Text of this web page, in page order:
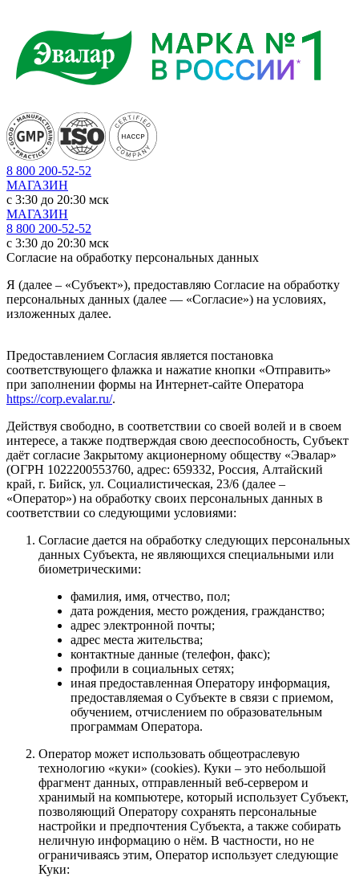
8 800 200-52-52
МАГАЗИН
c 3:30 до 20:30 мск
МАГАЗИН
8 800 200-52-52
c 3:30 до 20:30 мск
Согласие на обработку персональных данных
Я (далее – «Субъект»), предоставляю Согласие на обработку
персональных данных (далее — «Согласие») на условиях,
изложенных далее.
Предоставлением Согласия является постановка
соответствующего флажка и нажатие кнопки «Отправить»
при заполнении формы на Интернет-сайте Оператора
https://corp.evalar.ru/.
Действуя свободно, в соответствии со своей волей и в своем
интересе, а также подтверждая свою дееспособность, Субъект
даёт согласие Закрытому акционерному обществу «Эвалар»
(ОГРН 1022200553760, адрес: 659332, Россия, Алтайский
край, г. Бийск, ул. Социалистическая, 23/6 (далее –
«Оператор») на обработку своих персональных данных в
соответствии со следующими условиями:
Согласие дается на обработку следующих персональных
данных Субъекта, не являющихся специальными или
биометрическими:
фамилия, имя, отчество, пол;
дата рождения, место рождения, гражданство;
адрес электронной почты;
адрес места жительства;
контактные данные (телефон, факс);
профили в социальных сетях;
иная предоставленная Оператору информация,
предоставляемая о Субъекте в связи с приемом,
обучением, отчислением по образовательным
программам Оператора.
Оператор может использовать общеотраслевую
технологию «куки» (cookies). Куки – это небольшой
фрагмент данных, отправленный веб-сервером и
хранимый на компьютере, который использует Субъект,
позволяющий Оператору сохранять персональные
настройки и предпочтения Субъекта, а также собирать
неличную информацию о нём. В частности, но не
ограничиваясь этим, Оператор использует следующие
Куки: